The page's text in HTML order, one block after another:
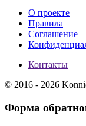
О проекте
Правила
Соглашение
Контакты
© 2016 - 2026
Форма